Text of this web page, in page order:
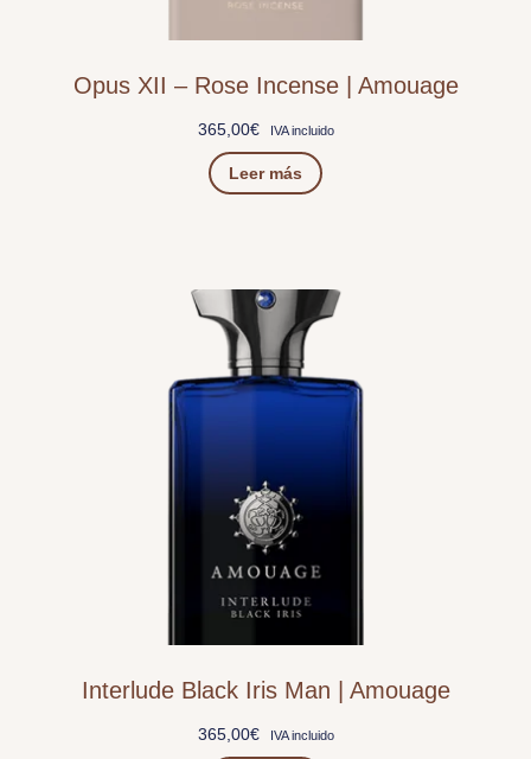
Opus XII – Rose Incense | Amouage
365,00€ IVA incluido
Leer más
Interlude Black Iris Man | Amouage
365,00€ IVA incluido